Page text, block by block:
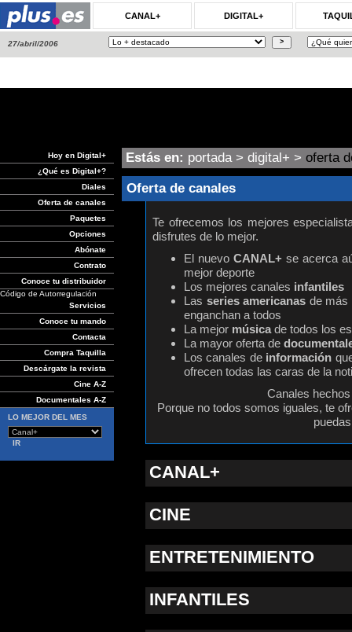
CANAL+ DIGITAL+
27/abril/2006
Hoy en Digital+
¿Qué es Digital+?
Diales
Oferta de canales
Paquetes
Opciones
Abónate
Contrato
Conoce tu distribuidor
Código de Autorregulación
Servicios
Conoce tu mando
Contacta
Compra Taquilla
Descárgate la revista
Cine A-Z
Documentales A-Z
LO MEJOR DEL MES
Estás en: portada> digital+ > oferta
Oferta de canales
Te ofrecemos los mejores
disfrutes de lo mejor.
El nuevo CANAL+ se acerca
mejor deporte
Los mejores canales infantiles
Las series americanas de
enganchan a todos
La mejor música de todos los
La mayor oferta de
Los canales de información
ofrecen todas las caras de la
Canales
Porque no todos somos iguales, te
CANAL+
CINE
ENTRETENIMIENTO
INFANTILES